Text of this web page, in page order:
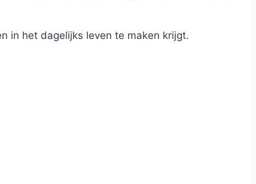
in het dagelijks leven te maken krijgt.